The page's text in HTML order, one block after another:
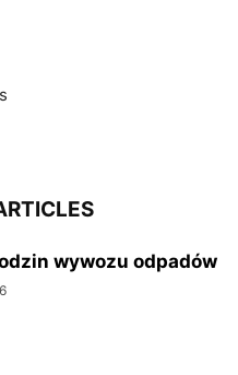
wywozu odpadów